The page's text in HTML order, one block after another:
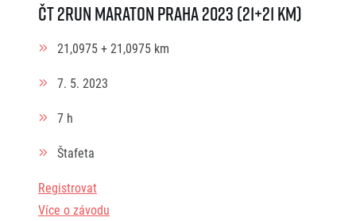
ČT 2Run Maraton Praha 2023 (21+21 km)
21,0975 + 21,0975 km
7. 5. 2023
7 h
Štafeta
Registrovat
Více o závodu